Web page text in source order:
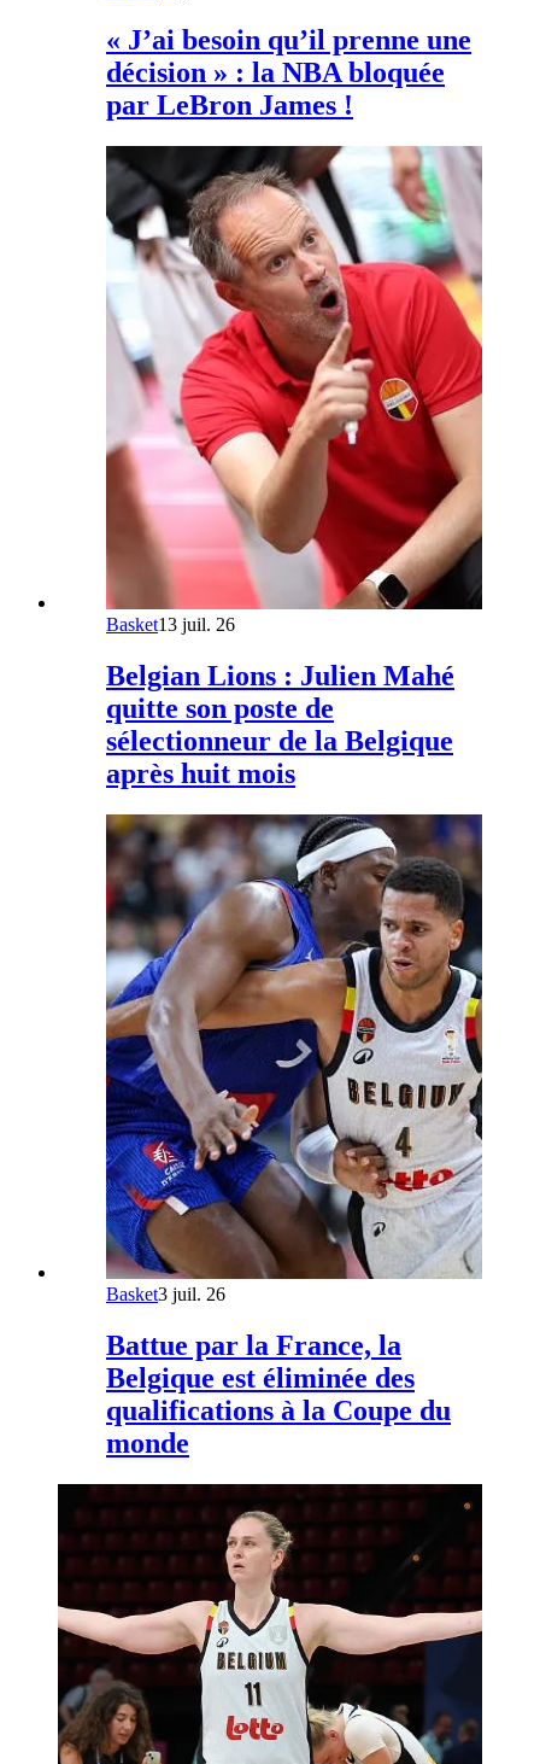
« J’ai besoin qu’il prenne une
décision » : la NBA bloquée
par LeBron James !
Basket13 juil. 26
Belgian Lions : Julien Mahé
quitte son poste de
sélectionneur de la Belgique
après huit mois
Basket3 juil. 26
Battue par la France, la
Belgique est éliminée des
qualifications à la Coupe du
monde